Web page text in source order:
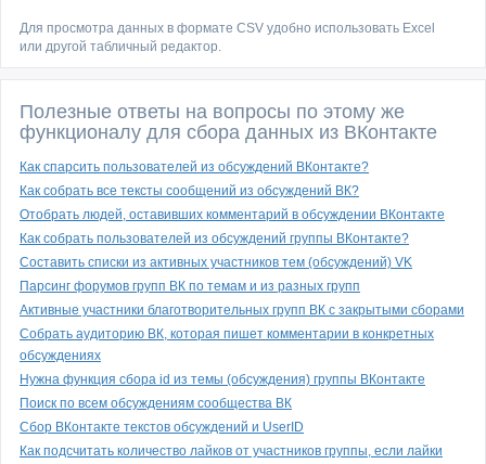
Для просмотра данных в формате CSV удобно использовать Excel
или другой табличный редактор.
Полезные ответы на вопросы по этому же
функционалу для сбора данных из ВКонтакте
Как спарсить пользователей из обсуждений ВКонтакте?
Как собрать все тексты сообщений из обсуждений ВК?
Отобрать людей, оставивших комментарий в обсуждении ВКонтакте
Как собрать пользователей из обсуждений группы ВКонтакте?
Составить списки из активных участников тем (обсуждений) VK
Парсинг форумов групп ВК по темам и из разных групп
Активные участники благотворительных групп ВК с закрытыми сборами
Собрать аудиторию ВК, которая пишет комментарии в конкретных
обсуждениях
Нужна функция сбора id из темы (обсуждения) группы ВКонтакте
Поиск по всем обсуждениям сообщества ВК
Сбор ВКонтакте текстов обсуждений и UserID
Как подсчитать количество лайков от участников группы, если лайки